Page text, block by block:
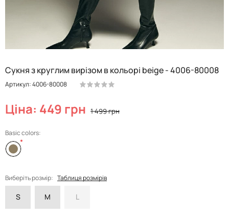
Сукня з круглим вирізом в кольорі beige - 4006-80008
Артикул: 4006-80008
Ціна: 449 грн 1 499 грн
Basic colors:
Виберіть розмір: Таблиця розмірів
S M L